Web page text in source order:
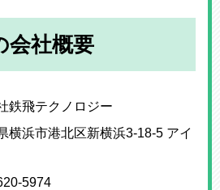
会社概要
鉄飛テクノロジー
横浜市港北区新横浜3-18-5 アイ
5974